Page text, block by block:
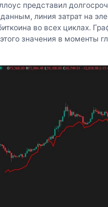
представил
линия затрат на
во всех циклах.
значения в моменты